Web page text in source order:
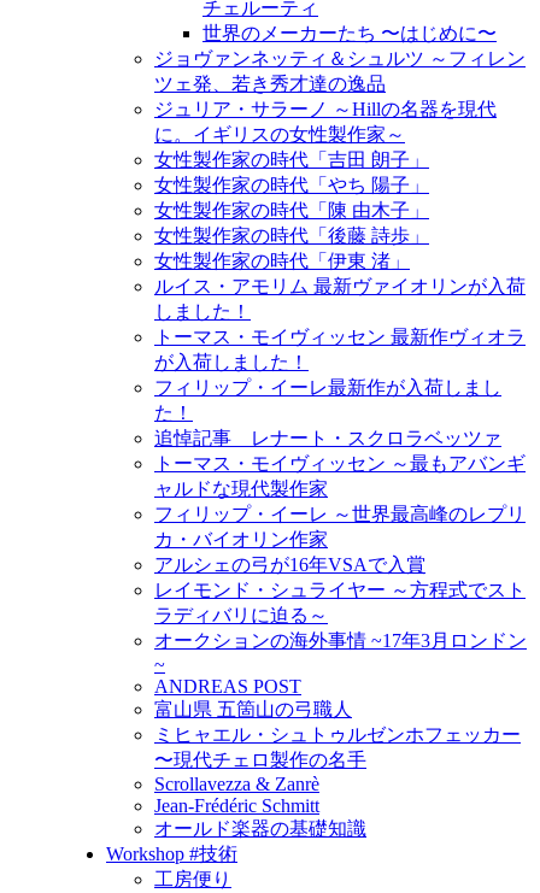
チェルーティ
世界のメーカーたち 〜はじめに〜
ジョヴァンネッティ＆シュルツ ～フィレン
ツェ発、若き秀才達の逸品
ジュリア・サラーノ ～Hillの名器を現代
に。イギリスの女性製作家～
女性製作家の時代「吉田 朗子」
女性製作家の時代「やち 陽子」
女性製作家の時代「陳 由木子」
女性製作家の時代「後藤 詩歩」
女性製作家の時代「伊東 渚」
ルイス・アモリム 最新ヴァイオリンが入荷
しました！
トーマス・モイヴィッセン 最新作ヴィオラ
が入荷しました！
フィリップ・イーレ最新作が入荷しまし
た！
追悼記事 レナート・スクロラベッツァ
トーマス・モイヴィッセン ～最もアバンギ
ャルドな現代製作家
フィリップ・イーレ ～世界最高峰のレプリ
カ・バイオリン作家
アルシェの弓が16年VSAで入賞
レイモンド・シュライヤー ～方程式でスト
ラディバリに迫る～
オークションの海外事情 ~17年3月ロンドン
~
ANDREAS POST
富山県 五箇山の弓職人
ミヒャエル・シュトゥルゼンホフェッカー
〜現代チェロ製作の名手
Scrollavezza & Zanrè
Jean-Frédéric Schmitt
オールド楽器の基礎知識
Workshop #技術
工房便り